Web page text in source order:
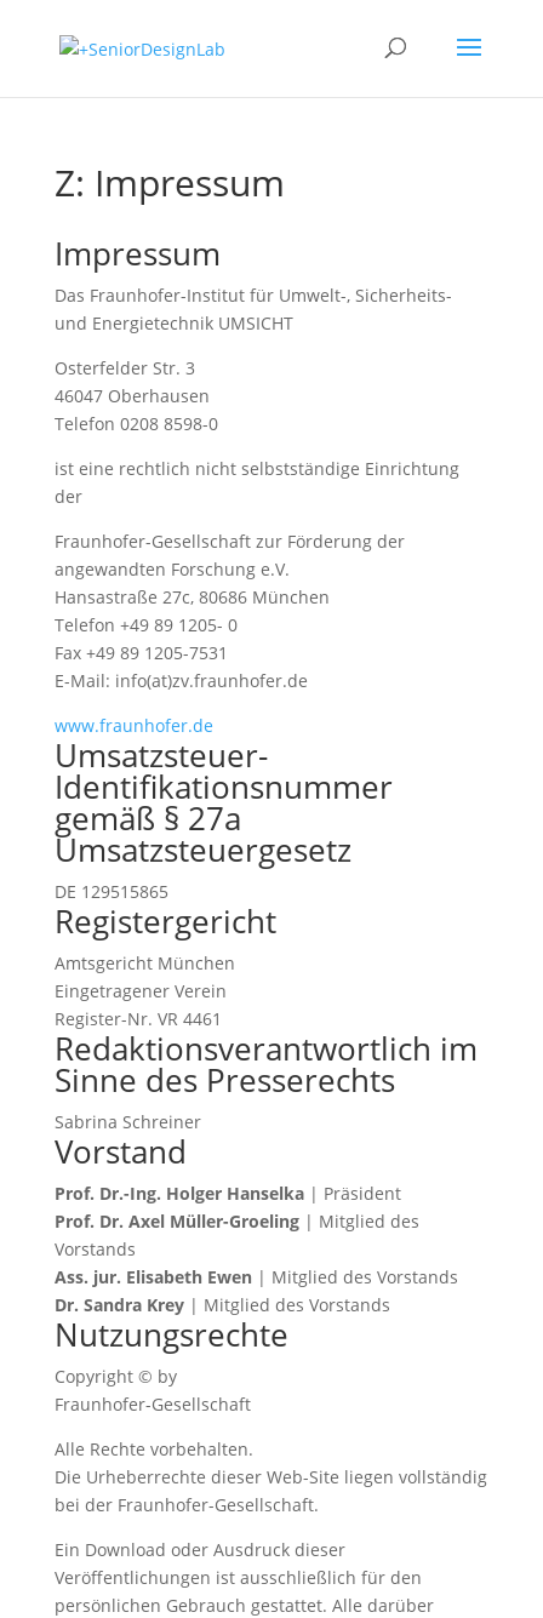
Z: Impressum
Impressum
Das Fraunhofer-Institut für Umwelt-, Sicherheits-
und Energietechnik UMSICHT
Osterfelder Str. 3
46047 Oberhausen
Telefon 0208 8598-0
ist eine rechtlich nicht selbstständige Einrichtung
der
Fraunhofer-Gesellschaft zur Förderung der
angewandten Forschung e.V.
Hansastraße 27c, 80686 München
Telefon +49 89 1205- 0
Fax +49 89 1205-7531
E-Mail: info(at)zv.fraunhofer.de
www.fraunhofer.de
Umsatzsteuer-
Identifikationsnummer
gemäß § 27a
Umsatzsteuergesetz
DE 129515865
Registergericht
Amtsgericht München
Eingetragener Verein
Register-Nr. VR 4461
Redaktionsverantwortlich im
Sinne des Presserechts
Sabrina Schreiner
Vorstand
Prof. Dr.-Ing. Holger Hanselka| Präsident
Prof. Dr. Axel Müller-Groeling| Mitglied des
Vorstands
Ass. jur. Elisabeth Ewen| Mitglied des Vorstands
Dr. Sandra Krey| Mitglied des Vorstands
Nutzungsrechte
Copyright © by
Fraunhofer-Gesellschaft
Alle Rechte vorbehalten.
Die Urheberrechte dieser Web-Site liegen vollständig
bei der Fraunhofer-Gesellschaft.
Ein Download oder Ausdruck dieser
Veröffentlichungen ist ausschließlich für den
persönlichen Gebrauch gestattet. Alle darüber